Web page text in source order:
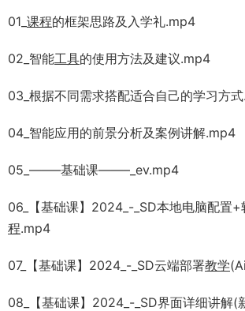
01_ 课程的框架思路及入学礼.mp4
02_智能工具的使用方法及建议.mp4
03_根据不同需求搭配适合自己的学习方
04_智能应用的前景分析及案例讲解.mp4
05_——–基础课——–_ev.mp4
06_【基础课】2024_-_SD本地电脑配置+
程.mp4
07_【基础课】2024_-_SD云端部署教学
08_【基础课】2024_-_SD界面详细讲解(